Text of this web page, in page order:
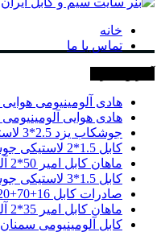
خانه
تماس با ما
هادی آلومینیومی هوایی 50*1 AAC + کارخانه تولید کابل آلومینیومی
هادی هوایی آلومینیومی AAC و AAAC و ACSR + کارخانه ماهان کابل امیر
جوشکاب یزد 2.5*3 لاستیکی نسوز نمایندگی لاله زار
کابل 1.5*2 لاستیکی جوشکاب یزد لیست قیمت روز
ماهان کابل امیر 50*2 آلومینیومی PVC نمایندگی اصلی
کابل 1.5*3 لاستیکی جوشکاب یزد فروش عمده
صادرات کابل 16+70+120*3 ABC هوایی بهترین قیمت ایران
ماهان کابل امیر 35*2 آلومینیومی دفتر فروش لاله زار
کابل آلومینیومی سمنان 16*4 پی وی سی نمایندگی فروش